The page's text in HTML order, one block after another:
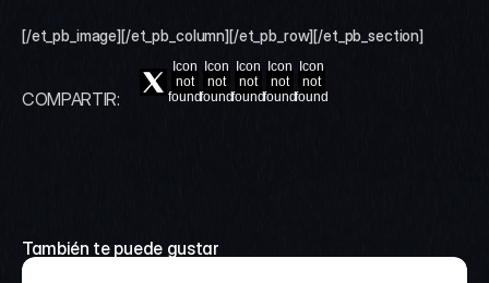
[/et_pb_image][/et_pb_column][/et_pb_row][/et_pb_section]
COMPARTIR:
Icon
not
found
Icon
not
found
Icon
not
found
Icon
not
found
Icon
not
found
También te puede gustar